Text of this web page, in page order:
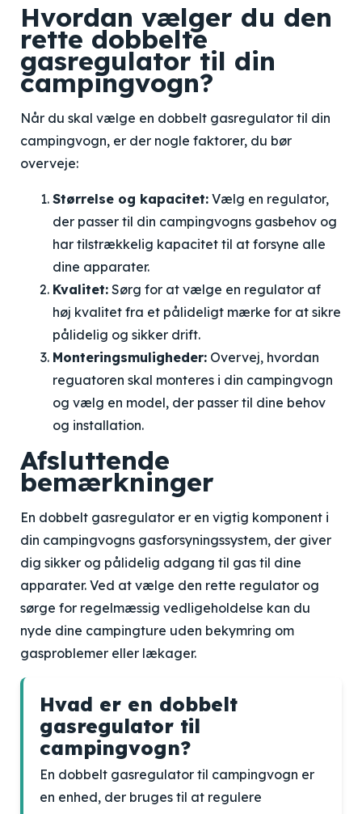
Hvordan vælger du den
rette dobbelte
gasregulator til din
campingvogn?
Når du skal vælge en dobbelt gasregulator til din
campingvogn, er der nogle faktorer, du bør
overveje:
Størrelse og kapacitet: Vælg en regulator,
der passer til din campingvogns gasbehov og
har tilstrækkelig kapacitet til at forsyne alle
dine apparater.
Kvalitet: Sørg for at vælge en regulator af
høj kvalitet fra et pålideligt mærke for at sikre
pålidelig og sikker drift.
Monteringsmuligheder: Overvej, hvordan
reguatoren skal monteres i din campingvogn
og vælg en model, der passer til dine behov
og installation.
Afsluttende
bemærkninger
En dobbelt gasregulator er en vigtig komponent i
din campingvogns gasforsyningssystem, der giver
dig sikker og pålidelig adgang til gas til dine
apparater. Ved at vælge den rette regulator og
sørge for regelmæssig vedligeholdelse kan du
nyde dine campingture uden bekymring om
gasproblemer eller lækager.
Hvad er en dobbelt
gasregulator til
campingvogn?
En dobbelt gasregulator til campingvogn er
en enhed, der bruges til at regulere